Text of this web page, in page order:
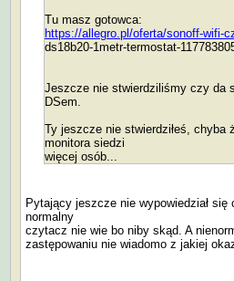
Tu masz gotowca:
https://allegro.pl/oferta/sonoff-wifi-
ds18b20-1metr-termostat-
Jeszcze nie stwierdziliśmy czy da
DSem.
Ty jeszcze nie stwierdziłeś, chyba
monitora siedzi
więcej osób...
Pytający jeszcze nie wypowiedział
normalny
czytacz nie wie bo niby skąd. A
zastępowaniu nie wiadomo z jakiej